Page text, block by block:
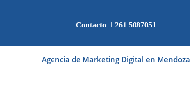
Contacto 261 5087051
Agencia de Marketing Digital en Mendoza